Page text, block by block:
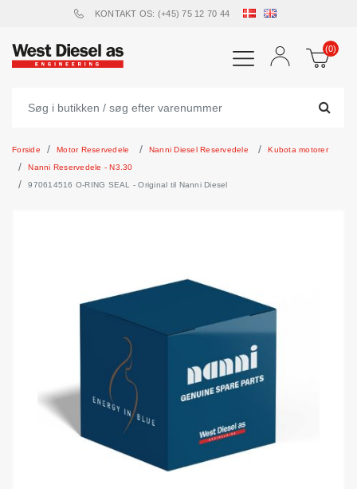
KONTAKT OS: (+45) 75 12 70 44
(0)
Forside Motor Reservedele Nanni Diesel Reservedele
Kubota motorer
Nanni Reservedele - N3.30
970614516 O-RING SEAL - Original til Nanni Diesel